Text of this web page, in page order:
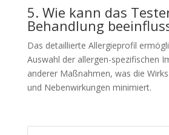
5. Wie kann das
Behandlung
Das detaillierte Allergieprofil
Auswahl der allergen-spezifischen
anderer Maßnahmen, was die
und Nebenwirkungen minimiert.